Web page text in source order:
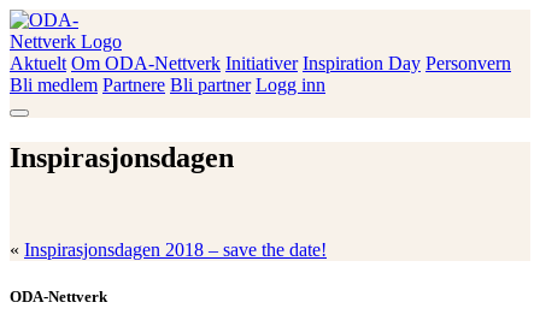
Skip
to
content
ODA-Nettverk
Aktuelt Om ODA-Nettverk Initiativer Inspiration Day Personvern
Bli medlem Partnere Bli partner Logg inn
Inspirasjonsdagen
« Inspirasjonsdagen 2018 – save the date!
ODA-Nettverk